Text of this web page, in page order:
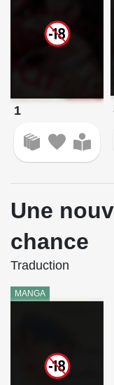
1
Une
chance
Traduction
MANGA